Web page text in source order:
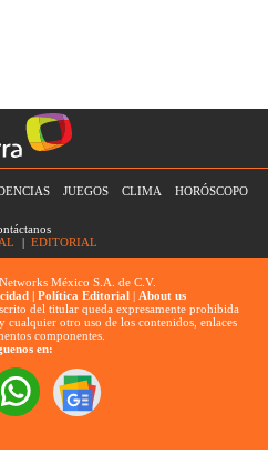
JUEGOS CLIMA HORÓSCOPO
| EDITORIAL
México S.A. de C.V.
| Política Editorial | About us
del titular queda expresamente prohibida
otro uso de los contenidos, enlaces
componentes.
en: